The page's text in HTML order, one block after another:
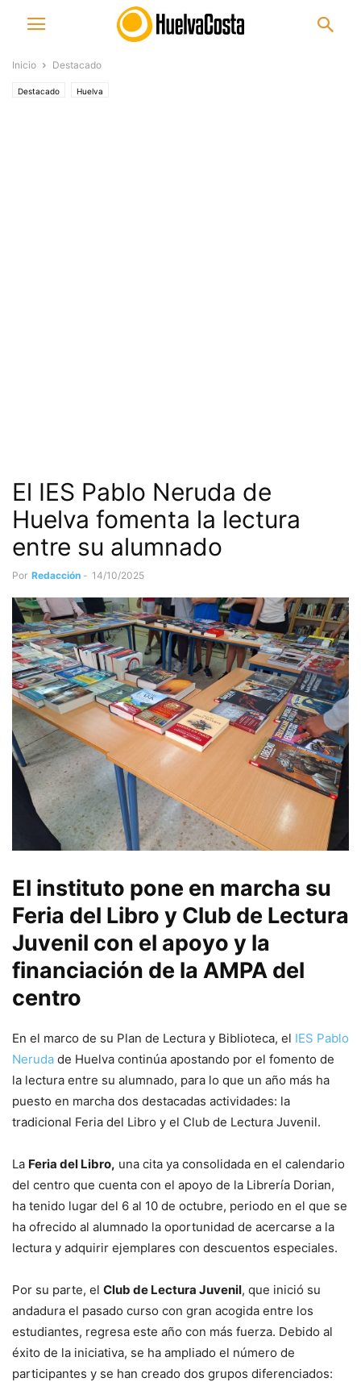
Inicio Destacado
Destacado Huelva
El IES Pablo Neruda de
Huelva fomenta la lectura
entre su alumnado
Por Redacción - 14/10/2025
El instituto pone en marcha su
Feria del Libro y Club de Lectura
Juvenil con el apoyo y la
financiación de la AMPA del
centro
En el marco de su Plan de Lectura y Biblioteca, el IES Pablo
Neruda de Huelva continúa apostando por el fomento de
la lectura entre su alumnado, para lo que un año más ha
puesto en marcha dos destacadas actividades: la
tradicional Feria del Libro y el Club de Lectura Juvenil.
La Feria del Libro, una cita ya consolidada en el calendario
del centro que cuenta con el apoyo de la Librería Dorian,
ha tenido lugar del 6 al 10 de octubre, periodo en el que se
ha ofrecido al alumnado la oportunidad de acercarse a la
lectura y adquirir ejemplares con descuentos especiales.
Por su parte, el Club de Lectura Juvenil, que inició su
andadura el pasado curso con gran acogida entre los
estudiantes, regresa este año con más fuerza. Debido al
éxito de la iniciativa, se ha ampliado el número de
participantes y se han creado dos grupos diferenciados: